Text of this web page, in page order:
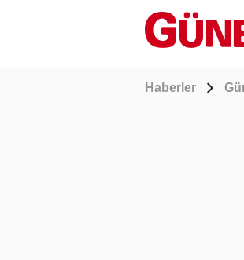
Haberler